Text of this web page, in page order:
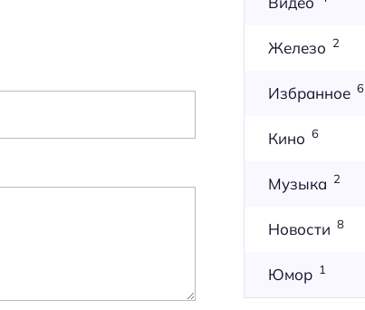
Железо 2
Избранное 6
Кино 6
Музыка 2
Новости 8
Юмор 1